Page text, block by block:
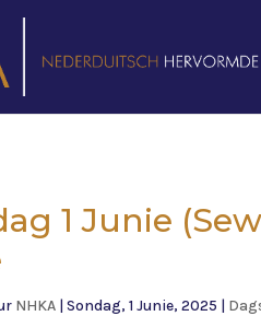
1 Junie
NHKA |Sondag, 1 Junie, 2025 |